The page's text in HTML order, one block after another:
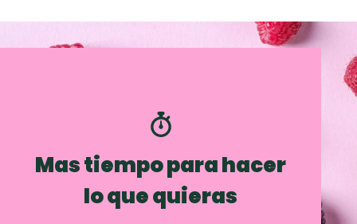
Mas tiempo para hacer
lo que quieras